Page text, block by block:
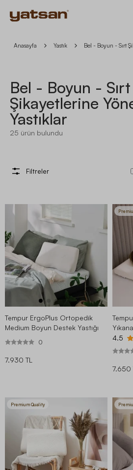
Anasayfa Yastık Bel - Boyun - Sırt
Bel - Boyun - Sırt
Şikayetlerine
Yastıklar
25 ürün bulundu
Filtreler
Tempur ErgoPlus Ortopedik
Medium Boyun Destek Yastığı
0
7.930 TL
4.5
7.650
Premium Quality